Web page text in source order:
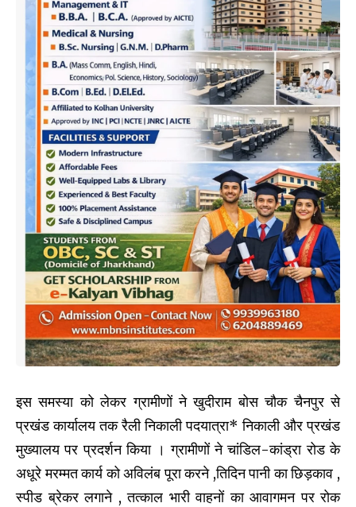
इस समस्या को लेकर ग्रामीणों ने खुदीराम बोस चौक चैनपुर से
प्रखंड कार्यालय तक रैली निकाली पदयात्रा* निकाली और प्रखंड
मुख्यालय पर प्रदर्शन किया । ग्रामीणों ने चांडिल-कांड्रा रोड के
अधूरे मरम्मत कार्य को अविलंब पूरा करने ,तिदिन पानी का छिड़काव ,
स्पीड ब्रेकर लगाने , तत्काल भारी वाहनों का आवागमन पर रोक